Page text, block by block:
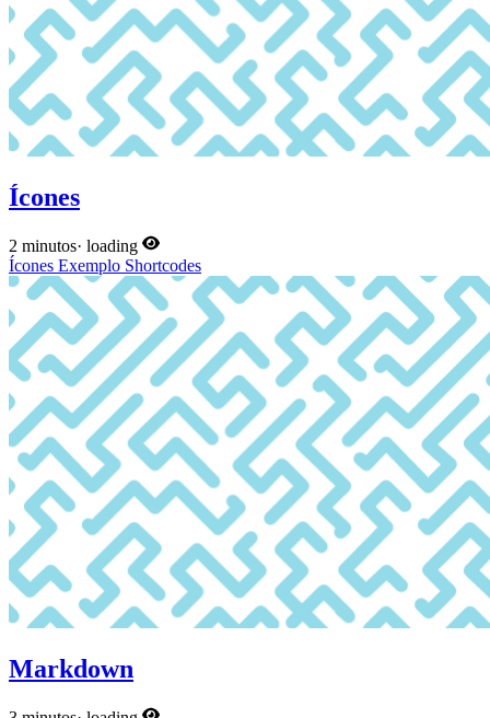
Ícones
2 minutos· loading
Ícones Exemplo Shortcodes
Markdown